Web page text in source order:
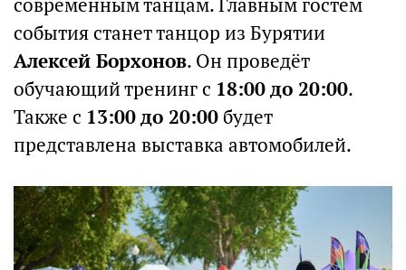
современным танцам. Главным гостем
события станет танцор из Бурятии
Алексей Борхонов. Он проведёт
обучающий тренинг с 18:00 до 20:00.
Также с 13:00 до 20:00будет
представлена выставка автомобилей.